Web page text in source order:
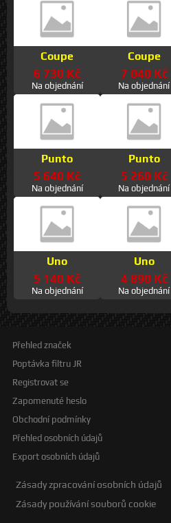
Coupe
6 730 Kč
Na objednání
Coupe
7 040 Kč
Na objednání
Punto
5 640 Kč
Na objednání
Punto
5 260 Kč
Na objednání
Uno
5 140 Kč
Na objednání
Uno
4 890 Kč
Na objednání
Přehled značek
Poptávka filtru JR
Registrovat se
Zapomenuté heslo
Obchodní podmínky
Přehled osobních údajů
Export osobních údajů
Zásady zpracování osobních údajů
Zásady používání souborů cookie